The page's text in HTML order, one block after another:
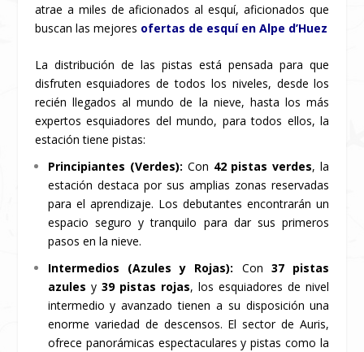
atrae a miles de aficionados al esquí, aficionados que
buscan las mejores ofertas de esquí en Alpe d’Huez
La distribución de las pistas está pensada para que
disfruten esquiadores de todos los niveles, desde los
recién llegados al mundo de la nieve, hasta los más
expertos esquiadores del mundo, para todos ellos, la
estación tiene pistas:
Principiantes (Verdes): Con 42 pistas verdes, la
estación destaca por sus amplias zonas reservadas
para el aprendizaje. Los debutantes encontrarán un
espacio seguro y tranquilo para dar sus primeros
pasos en la nieve.
Intermedios (Azules y Rojas): Con37 pistas
azules y 39 pistas rojas, los esquiadores de nivel
intermedio y avanzado tienen a su disposición una
enorme variedad de descensos. El sector de Auris,
ofrece panorámicas espectaculares y pistas como la